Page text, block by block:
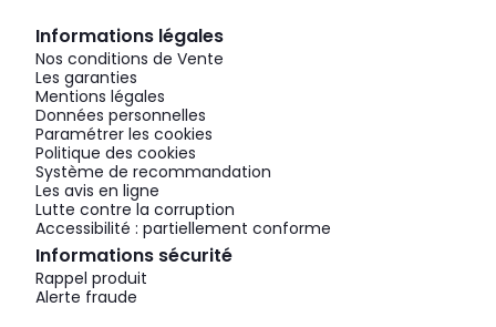
Informations légales
Nos conditions de Vente
Les garanties
Mentions légales
Données personnelles
Paramétrer les cookies
Politique des cookies
Système de recommandation
Les avis en ligne
Lutte contre la corruption
Accessibilité : partiellement conforme
Informations sécurité
Rappel produit
Alerte fraude